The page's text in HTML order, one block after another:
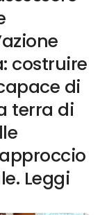
costruire
di
terra di
Leggi